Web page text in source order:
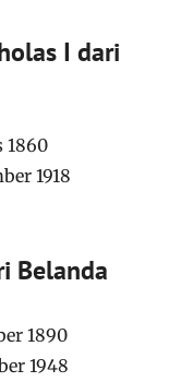
I dari
1860
1918
Belanda
1890
1948